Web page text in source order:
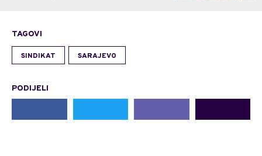
TAGOVI
SINDIKAT SARAJEVO
PODIJELI